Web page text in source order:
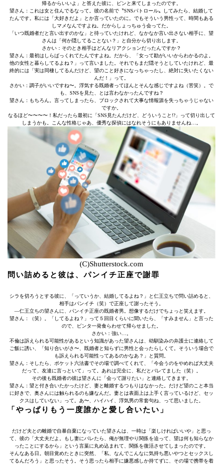
帰るからいいよ」と答えた彼に、ピンと来てしまったのです。
望さん：これは女と住んでるなって。彼の名前で〝SNSパトロール〟してみたら、結婚して
たんです。私には「大好きだよ」とか言っていたのに。でもそういう男性って、時間もある
しマメなんですよね。だからしょっちゅう会ってた。
「いつ既婚者だと言い出すのかな」と待っていたけれど、なかなか言い出さない相手に、望
さんは「何か隠してることない？」と自分から切り出します。
さかい：そのとき相手はどんなリアクションだったんですか？
望さん：最初はしらばっくれてたんですよね。だから、「女って勘がいいからわかるのよ。
他の女性と暮らしてるよね？」って言いました。それでもまだ隠そうとしていたけれど、最
終的には「実は同棲してるんだけど、望のこと好きになっちゃったし、絶対に失いたくない
んだ！」って。
さかい：調子がいいですね〜。浮気する既婚者ってほんとそんな感じですよね（苦笑）。で
も、SNSを見た、とは言わなかったんですね？
望さん：もちろん。言ってしまったら、ブロックされて大事な情報源を失っちゃうじゃない
ですか。
なるほど〜〜〜〜！私だったら最初に「SNS見たんだけど、どういうこと!?」って切り出して
しまうかも。こんな性格じゃあ、優秀な探偵にはなれそうにもありませんね…。
(C)Shutterstock.com
問い詰めると彼は、パンイチ正座で謝罪
シラを切ろうとする彼に、「っていうか、結婚してるよね？」と仁王立ちで問い詰めると、
相手はパンイチ（笑）で正座して謝ったそう。
―仁王立ちの望さんに、パンイチ正座の既婚者男。想像するだけでちょっと笑えます。
望さん：（笑）。「してるよね？」って５回目くらいに聞いたら、「すみません」と言った
ので、ビンタ一発食らわせて帰らせました。
さかい：強い…。
不倫は訴えられる可能性があるという知識があった望さんは、幼馴染みの弁護士に連絡して
ご飯に誘い、「知り合いがさ〜、既婚者と知らずに男性と会ったらしくて。そういう場合で
も訴えられる可能性ってあるのかなあ？」と質問。
望さん：そしたら、ポケット六法書でその場で調べてくれて、「今会うのをやめれば大丈夫
だって、友達に言っといて」って。あれは完全に、私だとバレてました（笑）。
その後も既婚者の彼は望さんに「会って謝りたい」と連絡してきます。
望さん：望と付き合いたかったけど、妻と離婚するつもりはなかった。だけど望のこと本当
に好きで、奥さんには触られるのも嫌なんだ。妻とは表面上は上手く言っているけど、セッ
クスはしていない」って。あ〜、ハイハイ、浮気男の常套句ね、って思いました。
「やっぱりもう一度誰かと愛し合いたい」
だけど夫との離婚で自暴自棄になっていた望さんは、一時は「楽しければいいや」と思っ
て、彼の「大丈夫だよ。もし妻にバレたら、俺が無理やり関係を迫って、望は何も知らなか
ったことにするから」という言葉に丸め込まれて、関係を復活させてしまったのです。
そんなある日。朝目覚めたときに突然、「私、なんでこんなに気持ち悪いやつとセックスし
てるんだろう」と思ったそう。そう思ったら相手に嫌悪感しか持てずに、その場で携帯を着